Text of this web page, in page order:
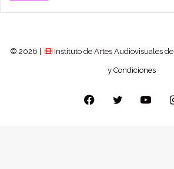
© 2026 | Instituto de Artes Audiovisuales
y Condiciones
Facebook
Twitter